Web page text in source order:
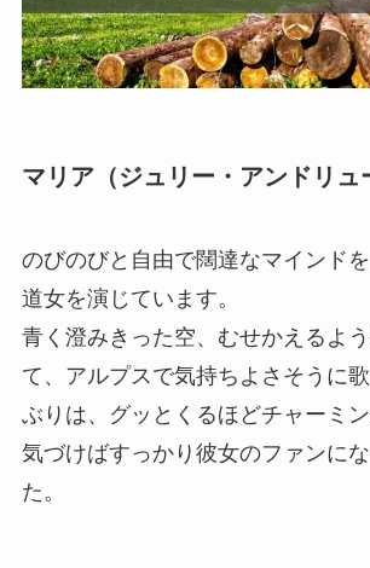
マリア（ジュリー・アンドリュ
のびのびと自由で闊達なマインド
道女を演じています。
青く澄みきった空、むせかえるよ
て、アルプスで気持ちよさそうに
ぶりは、グッとくるほどチャーミン
気づけばすっかり彼女のファンに
た。